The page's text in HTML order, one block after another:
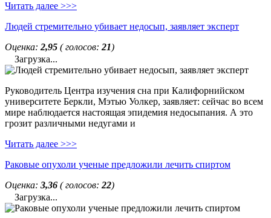
Читать далее >>>
Людей стремительно убивает недосып, заявляет эксперт
Оценка: 2,95 ( голосов: 21)
Загрузка...
Руководитель Центра изучения сна при Калифорнийском
университете Беркли, Мэтью Уолкер, заявляет: сейчас во всем
мире наблюдается настоящая эпидемия недосыпания. А это
грозит различными недугами и
Читать далее >>>
Раковые опухоли ученые предложили лечить спиртом
Оценка: 3,36 ( голосов: 22)
Загрузка...